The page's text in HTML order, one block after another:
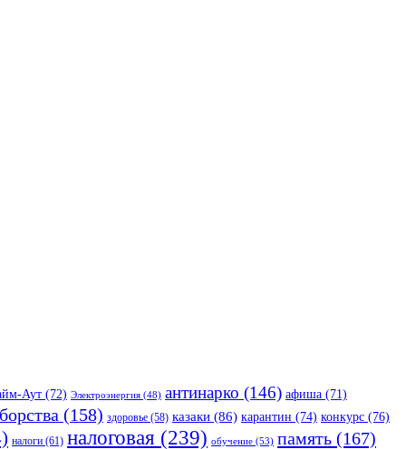
Аут (72) Электроэнергия (48) антинарко (146) афиша (71)
(158) здоровье (58) казаки (86) карантин (74) конкурс (76)
налоги (61) налоговая (239) обучение (53) память (167)